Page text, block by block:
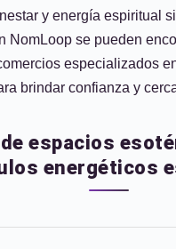
y energía espiritual
NomLoop se pueden
especializados
brindar confianza y
espacios
energéticos